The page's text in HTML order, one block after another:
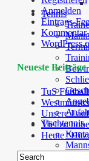
Tennis
Tischtennis
Anmelden
Eintrags-
Neueste Beiträge
TuS
Unsere
Viel zu
Heute